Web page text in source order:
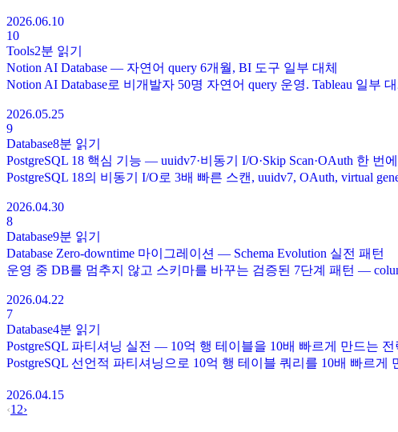
2026.06.10
10
Tools2분 읽기
Notion AI Database — 자연어 query 6개월, BI 도구 일부 대체
Notion AI Database로 비개발자 50명 자연어 query 운영. Tableau 일부
2026.05.25
9
Database8분 읽기
PostgreSQL 18 핵심 기능 — uuidv7·비동기 I/O·Skip Scan·OAuth 한 번
PostgreSQL 18의 비동기 I/O로 3배 빠른 스캔, uuidv7, OAuth, virtual
2026.04.30
8
Database9분 읽기
Database Zero-downtime 마이그레이션 — Schema Evolution 실전 패턴
운영 중 DB를 멈추지 않고 스키마를 바꾸는 검증된 7단계 패턴 —
2026.04.22
7
Database4분 읽기
PostgreSQL 파티셔닝 실전 — 10억 행 테이블을 10배 빠르게 만드는 전
PostgreSQL 선언적 파티셔닝으로 10억 행 테이블 쿼리를 10배 빠르
2026.04.15
‹1 2›